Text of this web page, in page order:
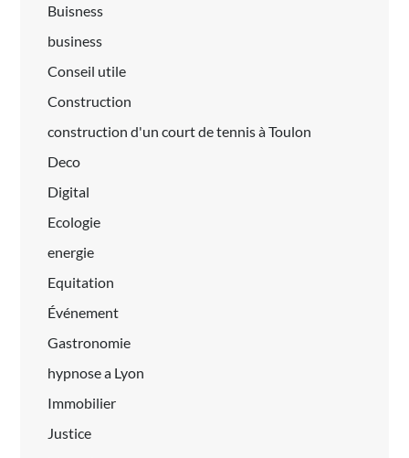
Buisness
business
Conseil utile
Construction
construction d'un court de tennis à Toulon
Deco
Digital
Ecologie
energie
Equitation
Événement
Gastronomie
hypnose a Lyon
Immobilier
Justice